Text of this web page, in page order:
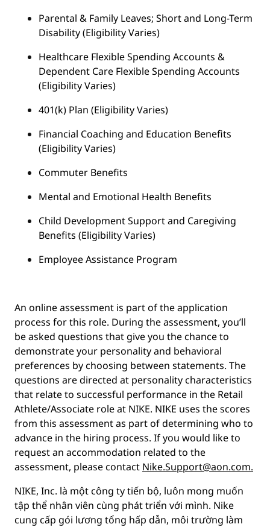
Parental & Family Leaves; Short and Long-Term
Disability (Eligibility Varies)
Healthcare Flexible Spending Accounts &
Dependent Care Flexible Spending Accounts
(Eligibility Varies)
401(k) Plan (Eligibility Varies)
Financial Coaching and Education Benefits
(Eligibility Varies)
Commuter Benefits
Mental and Emotional Health Benefits
Child Development Support and Caregiving
Benefits (Eligibility Varies)
Employee Assistance Program
An online assessment is part of the application
process for this role. During the assessment, you’ll
be asked questions that give you the chance to
demonstrate your personality and behavioral
preferences by choosing between statements. The
questions are directed at personality characteristics
that relate to successful performance in the Retail
Athlete/Associate role at NIKE. NIKE uses the scores
from this assessment as part of determining who to
advance in the hiring process. If you would like to
request an accommodation related to the
assessment, please contact Nike.Support@aon.com.
NIKE, Inc. là một công ty tiến bộ, luôn mong muốn
tập thể nhân viên cùng phát triển với mình. Nike
cung cấp gói lương tổng hấp dẫn, môi trường làm